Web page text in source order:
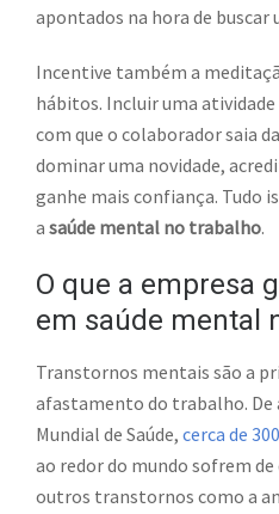
apontados na hora de buscar
Incentive também a
hábitos. Incluir uma
com que o colaborador saia
dominar uma novidade,
ganhe mais confiança. Tudo
a saúde mental no trabalho.
O que a empresa
em saúde mental
Transtornos mentais são a
afastamento do trabalho. De
Mundial de Saúde, cerca de
ao redor do mundo sofrem
outros transtornos como a